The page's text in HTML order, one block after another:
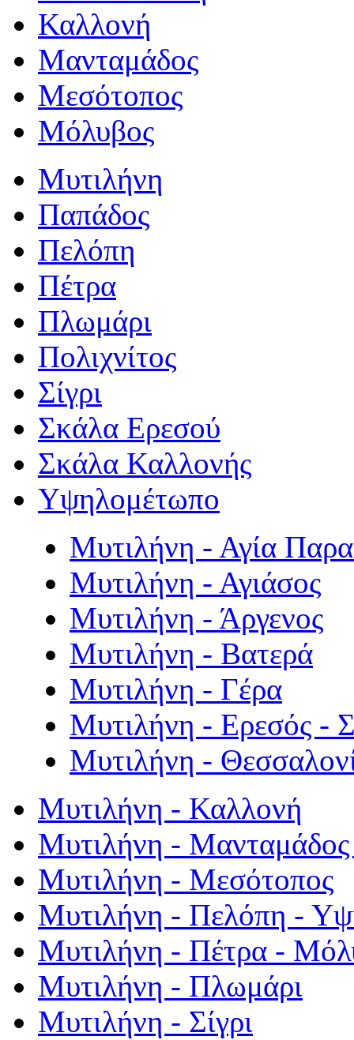
Καλλονή
Μανταμάδος
Μεσότοπος
Μόλυβος
Μυτιλήνη
Παπάδος
Πελόπη
Πέτρα
Πλωμάρι
Πολιχνίτος
Σίγρι
Σκάλα Ερεσού
Σκάλα Καλλονής
Υψηλομέτωπο
Μυτιλήνη - Αγία
Μυτιλήνη - Αγιάσος
Μυτιλήνη - Άργενος
Μυτιλήνη - Βατερά
Μυτιλήνη - Γέρα
Μυτιλήνη - Ερεσός -
Μυτιλήνη -
Μυτιλήνη - Καλλονή
Μυτιλήνη - Μανταμάδος
Μυτιλήνη - Μεσότοπος
Μυτιλήνη - Πελόπη -
Μυτιλήνη - Πέτρα -
Μυτιλήνη - Πλωμάρι
Μυτιλήνη - Σίγρι